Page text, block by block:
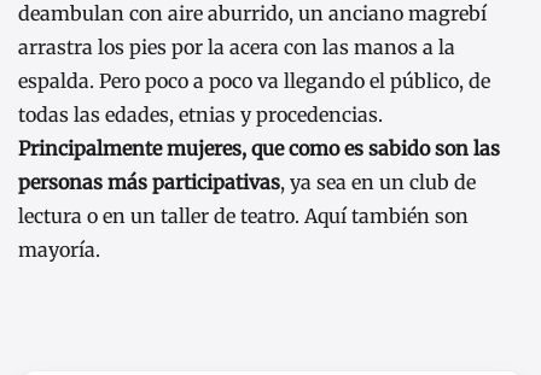
deambulan con aire aburrido, un anciano magrebí
arrastra los pies por la acera con las manos a la
espalda. Pero poco a poco va llegando el público, de
todas las edades, etnias y procedencias.
Principalmente mujeres, que como es sabido son las
personas más participativas, ya sea en un club de
lectura o en un taller de teatro. Aquí también son
mayoría.